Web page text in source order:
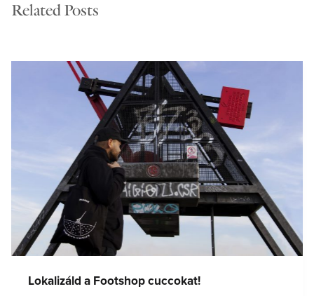
Related Posts
Lokalizáld a Footshop cuccokat!